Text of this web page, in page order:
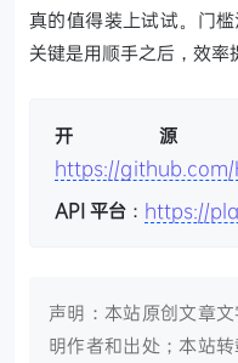
真的值得装上试试。门
关键是用顺手之后，效率
开
https://
API 平台 ： https://
声明：本站原创文章
明作者和出处；本站